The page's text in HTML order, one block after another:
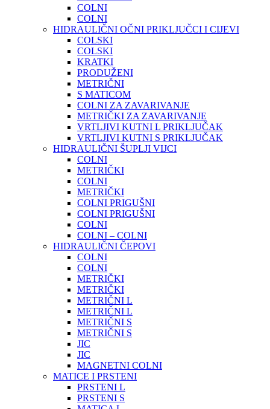
COLNI
COLNI
HIDRAULIČNI OČNI PRIKLJUČCI I CIJEVI
COLSKI
COLSKI
KRATKI
PRODUŽENI
METRIČNI
S MATICOM
COLNI ZA ZAVARIVANJE
METRIČKI ZA ZAVARIVANJE
VRTLJIVI KUTNI L PRIKLJUČAK
VRTLJIVI KUTNI S PRIKLJUČAK
HIDRAULIČNI ŠUPLJI VIJCI
COLNI
METRIČKI
COLNI
METRIČKI
COLNI PRIGUŠNI
COLNI PRIGUŠNI
COLNI
COLNI – COLNI
HIDRAULIČNI ČEPOVI
COLNI
COLNI
METRIČKI
METRIČKI
METRIČNI L
METRIČNI L
METRIČNI S
METRIČNI S
JIC
JIC
MAGNETNI COLNI
MATICE I PRSTENI
PRSTENI L
PRSTENI S